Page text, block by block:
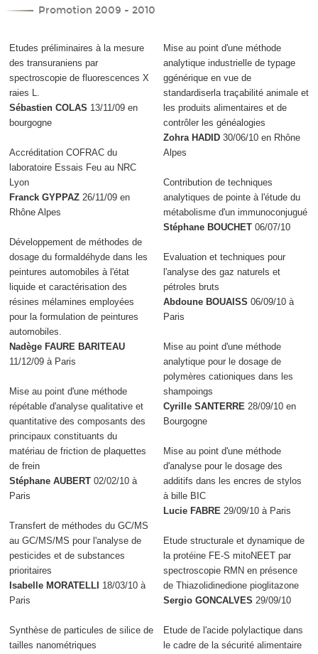
Promotion 2009 - 2010
Etudes préliminaires à la mesure
des transuraniens par
spectroscopie de fluorescences X
raies L.
Sébastien COLAS 13/11/09 en
bourgogne
Accréditation COFRAC du
laboratoire Essais Feu au NRC
Lyon
Franck GYPPAZ 26/11/09 en
Rhône Alpes
Développement de méthodes de
dosage du formaldéhyde dans les
peintures automobiles à l'état
liquide et caractérisation des
résines mélamines employées
pour la formulation de peintures
automobiles.
Nadège FAURE BARITEAU
11/12/09 à Paris
Mise au point d'une méthode
répétable d'analyse qualitative et
quantitative des composants des
principaux constituants du
matériau de friction de plaquettes
de frein
Stéphane AUBERT 02/02/10 à
Paris
Transfert de méthodes du GC/MS
au GC/MS/MS pour l'analyse de
pesticides et de substances
prioritaires
Isabelle MORATELLI 18/03/10 à
Paris
Synthèse de particules de silice de
tailles nanométriques
Mise au point d'une méthode
analytique industrielle de typage
ggénérique en vue de
standardiserla traçabilité animale et
les produits alimentaires et de
contrôler les généalogies
Zohra HADID 30/06/10 en Rhône
Alpes
Contribution de techniques
analytiques de pointe à l'étude du
métabolisme d'un immunoconjugué
Stéphane BOUCHET 06/07/10
Evaluation et techniques pour
l'analyse des gaz naturels et
pétroles bruts
Abdoune BOUAISS 06/09/10 à
Paris
Mise au point d'une méthode
analytique pour le dosage de
polymères cationiques dans les
shampoings
Cyrille SANTERRE 28/09/10 en
Bourgogne
Mise au point d'une méthode
d'analyse pour le dosage des
additifs dans les encres de stylos
à bille BIC
Lucie FABRE 29/09/10 à Paris
Etude structurale et dynamique de
la protéine FE-S mitoNEET par
spectroscopie RMN en présence
de Thiazolidinedione pioglitazone
Sergio GONCALVES 29/09/10
Etude de l'acide polylactique dans
le cadre de la sécurité alimentaire